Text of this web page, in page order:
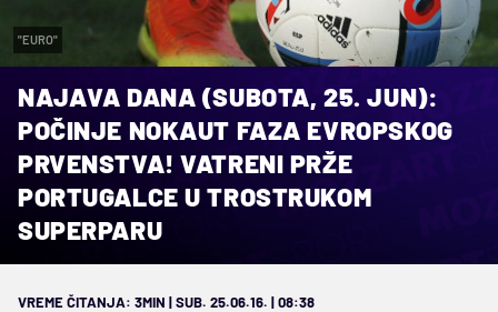
"EURO"
NAJAVA DANA (SUBOTA, 25. JUN):
POČINJE NOKAUT FAZA EVROPSKOG
PRVENSTVA! VATRENI PRŽE
PORTUGALCE U TROSTRUKOM
SUPERPARU
VREME ČITANJA: 3MIN | SUB. 25.06.16. | 08:38